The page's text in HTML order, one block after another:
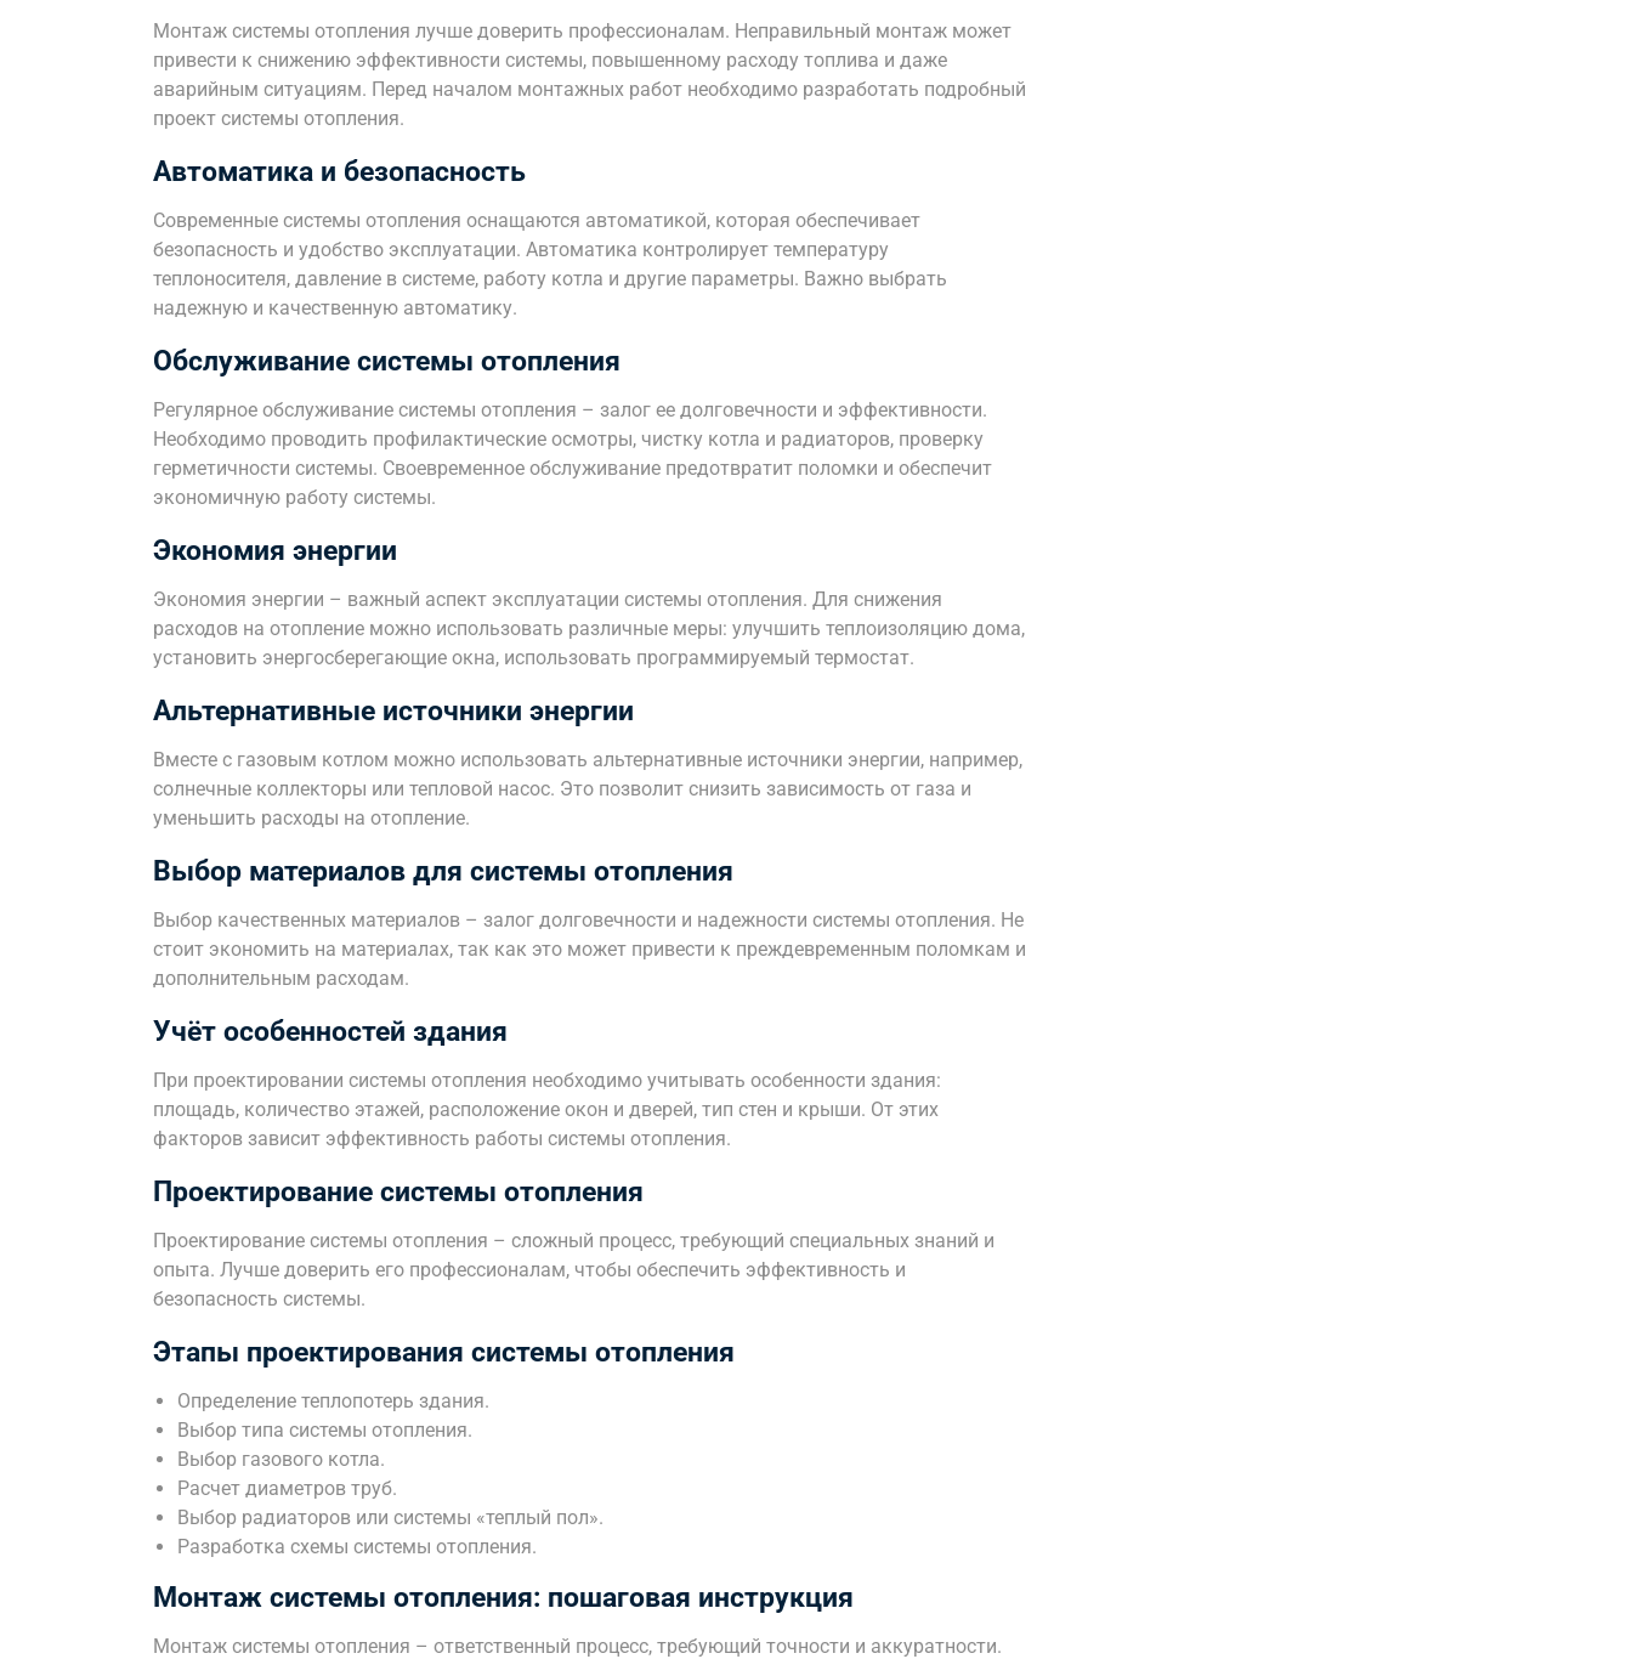
Монтаж системы отопления лучше доверить профессионалам. Неправильный монтаж может
привести к снижению эффективности системы, повышенному расходу топлива и даже
аварийным ситуациям. Перед началом монтажных работ необходимо разработать подробный
проект системы отопления.
Автоматика и безопасность
Современные системы отопления оснащаются автоматикой, которая обеспечивает
безопасность и удобство эксплуатации. Автоматика контролирует температуру
теплоносителя, давление в системе, работу котла и другие параметры. Важно выбрать
надежную и качественную автоматику.
Обслуживание системы отопления
Регулярное обслуживание системы отопления – залог ее долговечности и эффективности.
Необходимо проводить профилактические осмотры, чистку котла и радиаторов, проверку
герметичности системы. Своевременное обслуживание предотвратит поломки и обеспечит
экономичную работу системы.
Экономия энергии
Экономия энергии – важный аспект эксплуатации системы отопления. Для снижения
расходов на отопление можно использовать различные меры: улучшить теплоизоляцию дома,
установить энергосберегающие окна, использовать программируемый термостат.
Альтернативные источники энергии
Вместе с газовым котлом можно использовать альтернативные источники энергии, например,
солнечные коллекторы или тепловой насос. Это позволит снизить зависимость от газа и
уменьшить расходы на отопление.
Выбор материалов для системы отопления
Выбор качественных материалов – залог долговечности и надежности системы отопления. Не
стоит экономить на материалах, так как это может привести к преждевременным поломкам и
дополнительным расходам.
Учёт особенностей здания
При проектировании системы отопления необходимо учитывать особенности здания:
площадь, количество этажей, расположение окон и дверей, тип стен и крыши. От этих
факторов зависит эффективность работы системы отопления.
Проектирование системы отопления
Проектирование системы отопления – сложный процесс, требующий специальных знаний и
опыта. Лучше доверить его профессионалам, чтобы обеспечить эффективность и
безопасность системы.
Этапы проектирования системы отопления
Определение теплопотерь здания.
Выбор типа системы отопления.
Выбор газового котла.
Расчет диаметров труб.
Выбор радиаторов или системы «теплый пол».
Разработка схемы системы отопления.
Монтаж системы отопления: пошаговая инструкция
Монтаж системы отопления – ответственный процесс, требующий точности и аккуратности.